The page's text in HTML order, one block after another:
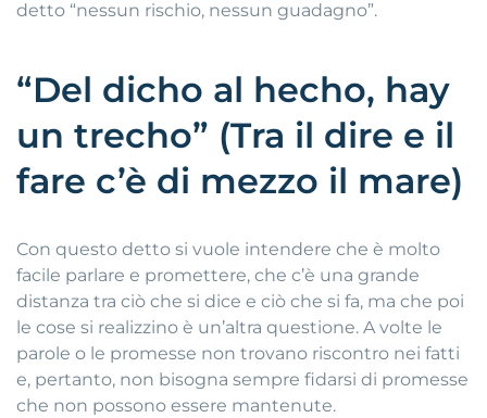
detto “nessun rischio, nessun guadagno”.
“Del dicho al hecho, hay
un trecho” (Tra il dire e il
fare c’è di mezzo il mare)
Con questo detto si vuole intendere che è molto
facile parlare e promettere, che c’è una grande
distanza tra ciò che si dice e ciò che si fa, ma che poi
le cose si realizzino è un’altra questione. A volte le
parole o le promesse non trovano riscontro nei fatti
e, pertanto, non bisogna sempre fidarsi di promesse
che non possono essere mantenute.